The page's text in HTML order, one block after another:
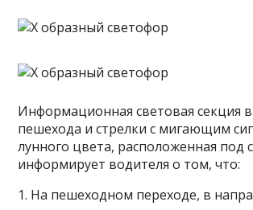
Информационная световая секция в
пешехода и стрелки с мигающим
лунного цвета, расположенная под
информирует водителя о том, что:
1. На пешеходном переходе, в